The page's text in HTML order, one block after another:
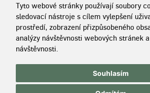
Tyto webové stránky používají soubory
sledovací nástroje s cílem vylepšení
prostředí, zobrazení přizpůsobeného
analýzy návštěvnosti webových stránek
návštěvnosti.
Souhlasím
Kontakt
O portálu
Copyright © 2014–2026 Simopt, s.r.o. |
Správa cookies